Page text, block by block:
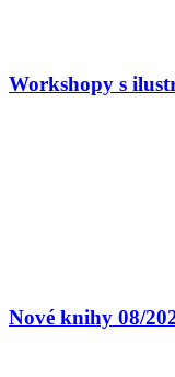
Workshopy s
Nové knihy 08/